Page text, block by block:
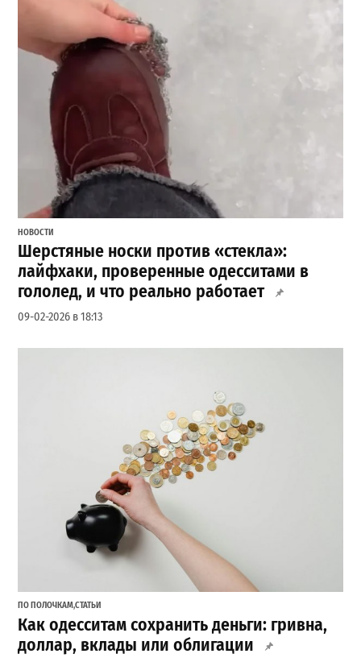
НОВОСТИ
Шерстяные носки против «стекла»:
лайфхаки, проверенные одесситами в
гололед, и что реально работает
09-02-2026 в 18:13
ПО ПОЛОЧКАМ,СТАТЬИ
Как одесситам сохранить деньги: гривна,
доллар, вклады или облигации